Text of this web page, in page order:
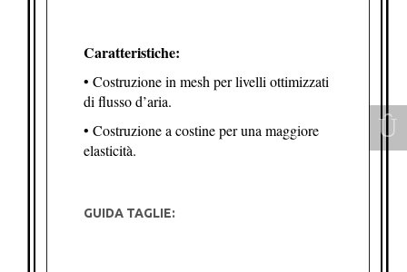
Caratteristiche:
• Costruzione in mesh per livelli ottimizzati
di flusso d’aria.
• Costruzione a costine per una maggiore
elasticità.
GUIDA TAGLIE: